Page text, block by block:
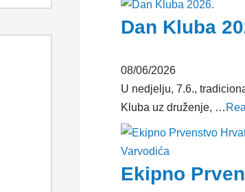
Dan Kluba
08/06/2026
U nedjelju, 7.6.,
Kluba uz druženje, …
Ekipno